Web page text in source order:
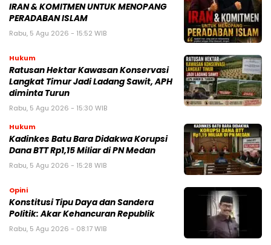
IRAN & KOMITMEN UNTUK MENOPANG
PERADABAN ISLAM
Rabu, 5 Agu 2026 - 15:52 WIB
Hukum
Ratusan Hektar Kawasan Konservasi
Langkat Timur Jadi Ladang Sawit, APH
diminta Turun
Rabu, 5 Agu 2026 - 15:30 WIB
Hukum
Kadinkes Batu Bara Didakwa Korupsi
Dana BTT Rp1,15 Miliar di PN Medan
Rabu, 5 Agu 2026 - 15:28 WIB
Opini
Konstitusi Tipu Daya dan Sandera
Politik: Akar Kehancuran Republik
Rabu, 5 Agu 2026 - 08:17 WIB